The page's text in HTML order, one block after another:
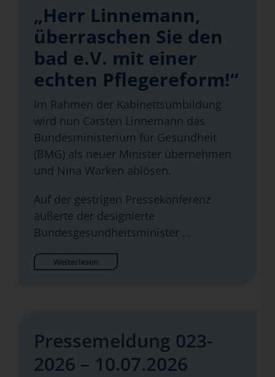
„Herr Linnemann,
überraschen Sie den
bad e.V. mit einer
echten Pflegereform!“
Im Rahmen der Kabinettsumbildung
wird nun Carsten Linnemann das
Bundesministerium für Gesundheit
(BMG) als neuer Minister übernehmen
und Nina Warken ablösen.
Auf der gestrigen Pressekonferenz
äußerte der designierte
Bundesgesundheitsminister …
Weiterlesen
Pressemeldung 023-
2026 – 10.07.2026